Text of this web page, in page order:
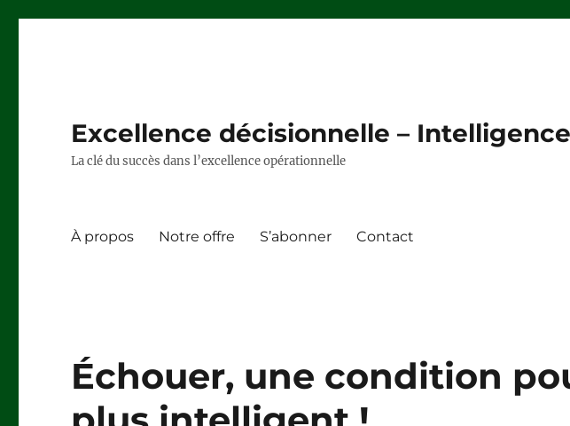
Excellence décisionnelle –
La clé du succès dans l’excellence opérationnelle
À propos Notre offre S’abonner Contact
Échouer, une condition